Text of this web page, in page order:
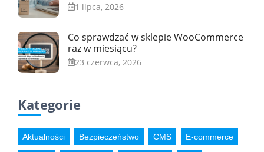
1 lipca, 2026
Co sprawdzać w sklepie WooCommerce
raz w miesiącu?
23 czerwca, 2026
Kategorie
Aktualności Bezpieczeństwo CMS E-commerce